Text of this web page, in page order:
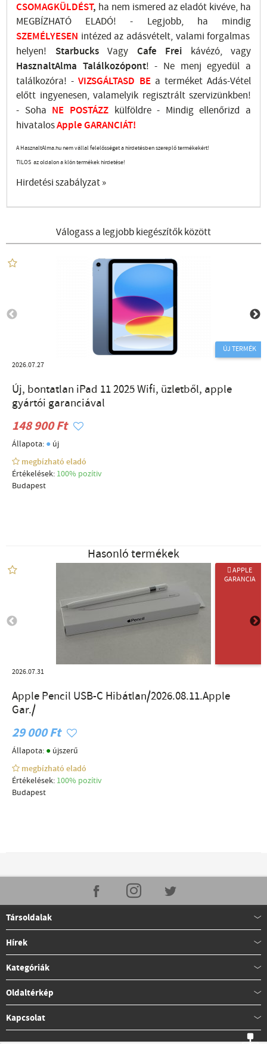
CSOMAGKÜLDÉST, ha nem ismered az eladót kivéve, ha
MEGBÍZHATÓ ELADÓ! - Legjobb, ha mindig
SZEMÉLYESEN intézed az adásvételt, valami forgalmas
helyen! StarbucksVagy Cafe Frei kávézó, vagy
HasznaltAlma Találkozópont! - Ne menj egyedül a
találkozóra! - VIZSGÁLTASD BEa terméket Adás-Vétel
előtt ingyenesen, valamelyik regisztrált szervizünkben!
- Soha NE POSTÁZZ külföldre- Mindig ellenőrizd a
hivatalosApple GARANCIÁT!
A HasznaltAlma.hu nem vállal felelősséget a hirdetésben szereplő termékekért!
TILOS az oldalon a klón termékek hirdetése!
Hirdetési szabályzat »
Válogass a legjobb kiegészítők között
ÚJ TERMÉK
2026.07.27
Új, bontatlan iPad 11 2025 Wifi, üzletből, apple
gyártói garanciával
148 900 Ft
Állapota: ● új
megbízható eladó
Értékelések: 100% pozítiv
Budapest
Hasonló termékek
 APPLE
GARANCIA
2026.07.31
Apple Pencil USB-C Hibátlan/2026.08.11.Apple
Gar./
29 000 Ft
Állapota: ● újszerű
megbízható eladó
Értékelések: 100% pozítiv
Budapest
Társoldalak
Hírek
Kategóriák
Oldaltérkép
Kapcsolat